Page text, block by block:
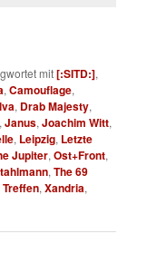
mit[:SITD:],
,Camouflage,
, Drab Majesty,
,Janus,Joachim Witt,
, Leipzig, Letzte
Jupiter,Ost+Front,
,The 69
,Xandria,